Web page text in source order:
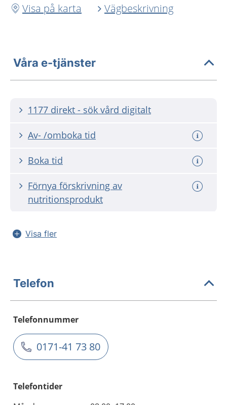
Visa på karta
Vägbeskrivning
Våra e-tjänster
1177 direkt - sök vård digitalt
Av- /omboka tid
Boka tid
Förnya förskrivning av
nutritionsprodukt
Visa fler
Telefon
Telefonnummer
0171-41 73 80
Telefontider